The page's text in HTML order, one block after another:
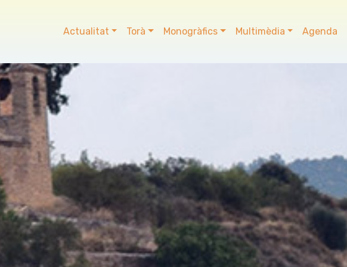
Actualitat Torà Monogràfics Multimèdia Agenda